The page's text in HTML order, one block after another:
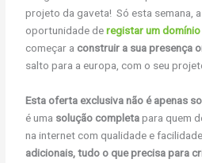
projeto da gaveta! Só esta semana,
oportunidade deregistar um
começar a construir a sua presença
salto para a europa, com o seu
Esta oferta exclusiva não é apenas
é uma solução completapara quem
na internet com qualidade e
adicionais, tudo o que precisa para